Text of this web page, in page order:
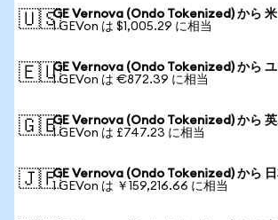
🇺🇸GE Vernova (Ondo Tokenized) から
1 GEVon は $1,005.29 に相当
🇪🇺GE Vernova (Ondo Tokenized) から ユ
1 GEVon は €872.39 に相当
🇬🇧GE Vernova (Ondo Tokenized) から 英
1 GEVon は £747.23 に相当
🇯🇵GE Vernova (Ondo Tokenized) から 日
1 GEVon は ￥159,216.66 に相当